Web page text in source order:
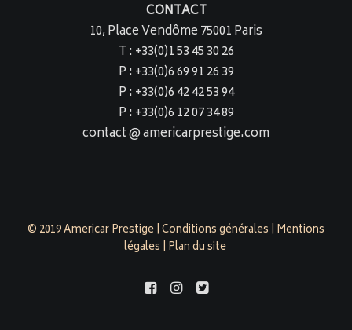
CONTACT
10, Place Vendôme 75001 Paris
T : +33(0)1 53 45 30 26
P : +33(0)6 69 91 26 39
P : +33(0)6 42 42 53 94
P : +33(0)6 12 07 34 89
contact @ americarprestige.com
© 2019 Americar Prestige |Conditions générales | Mentions
légales | Plan du site